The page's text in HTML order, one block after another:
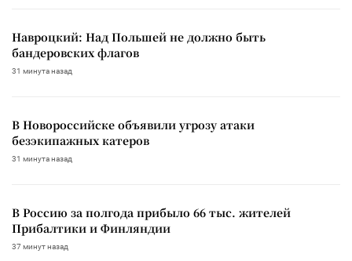
Навроцкий: Над Польшей не должно быть
бандеровских флагов
31 минута назад
В Новороссийске объявили угрозу атаки
безэкипажных катеров
31 минута назад
В Россию за полгода прибыло 66 тыс. жителей
Прибалтики и Финляндии
37 минут назад